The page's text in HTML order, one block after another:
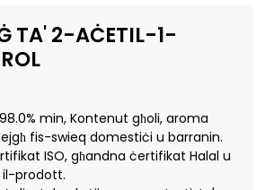
TA' 2-AĊETIL-1-
min, Kontenut għoli, aroma
fis-swieq domestiċi u barranin.
ISO, għandna ċertifikat Halal u
il-prodott.